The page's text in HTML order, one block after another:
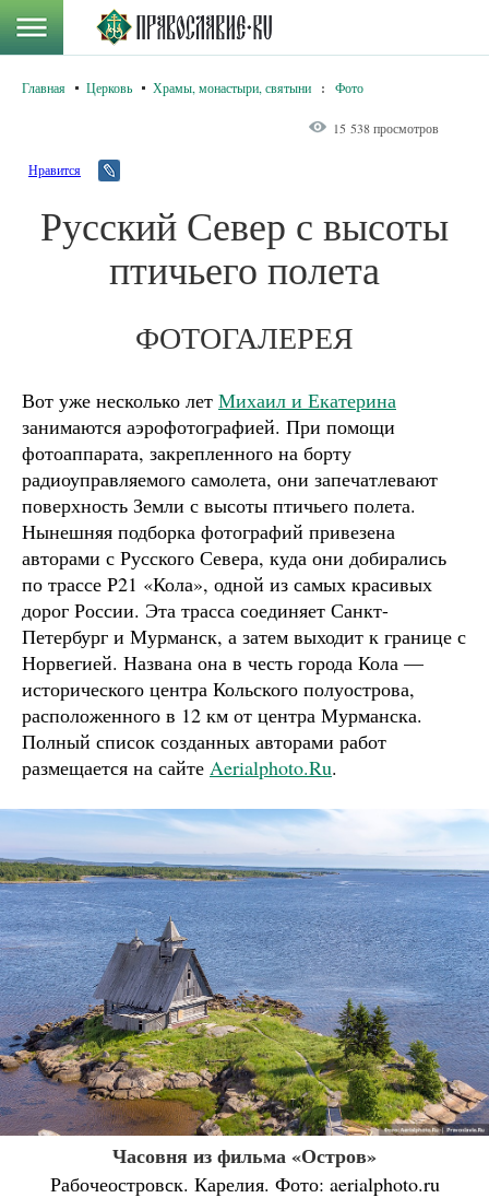
Главная Церковь Храмы, монастыри, святыни : Фото
15 538 просмотров
Нравится
Русский Север с высоты
птичьего полета
ФОТОГАЛЕРЕЯ
Вот уже несколько лет Михаил и Екатерина
занимаются аэрофотографией. При помощи
фотоаппарата, закрепленного на борту
радиоуправляемого самолета, они запечатлевают
поверхность Земли с высоты птичьего полета.
Нынешняя подборка фотографий привезена
авторами с Русского Севера, куда они добирались
по трассе Р21 «Кола», одной из самых красивых
дорог России. Эта трасса соединяет Санкт-
Петербург и Мурманск, а затем выходит к границе с
Норвегией. Названа она в честь города Кола —
исторического центра Кольского полуострова,
расположенного в 12 км от центра Мурманска.
Полный список созданных авторами работ
размещается на сайте Aerialphoto.Ru.
Часовня из фильма «Остров»
Рабочеостровск. Карелия. Фото: aerialphoto.ru